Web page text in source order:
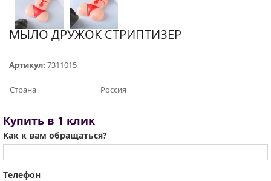
МЫЛО ДРУЖОК СТРИПТИЗЕР
Артикул: 7311015
Страна Россия
Купить в 1 клик
Как к вам обращаться?
Телефон